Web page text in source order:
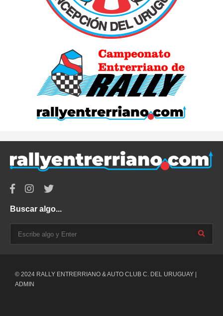
Buscar algo...
© 2024 RALLY ENTRERRIANO & AUTO CLUB C. DEL URUGUAY |
ADMIN